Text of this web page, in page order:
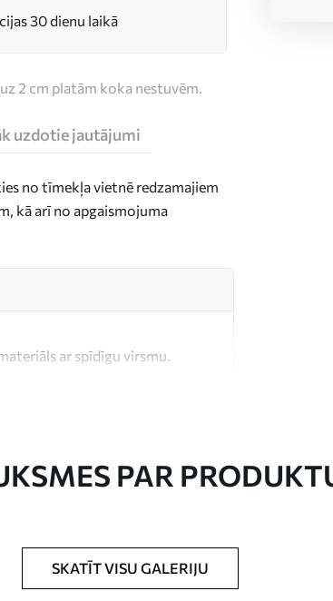
30 dienu laikā
2 cm platām koka nestuvēm.
uzdotie jautājumi
no tīmekļa vietnē redzamajiem
kā arī no apgaismojuma
ar spīdīgu virsmu.
PAR
SKATĪT VISU GALERIJU